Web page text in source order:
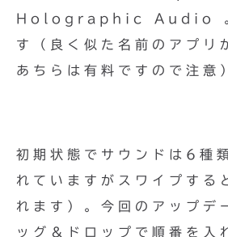
Holographic Audio 。
す（良く似た名前のアプリ
あちらは有料ですので注意
初期状態でサウンドは6種
れていますがスワイプする
れます）。今回のアップデ
ッグ＆ドロップで順番を入